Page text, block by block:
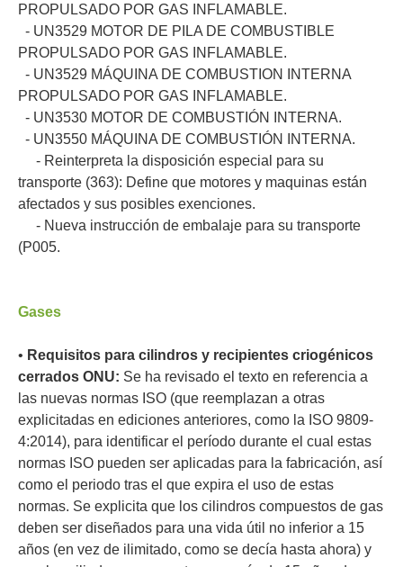
PROPULSADO POR GAS INFLAMABLE.
- UN3529 MOTOR DE PILA DE COMBUSTIBLE
PROPULSADO POR GAS INFLAMABLE.
- UN3529 MÁQUINA DE COMBUSTION INTERNA
PROPULSADO POR GAS INFLAMABLE.
- UN3530 MOTOR DE COMBUSTIÓN INTERNA.
- UN3550 MÁQUINA DE COMBUSTIÓN INTERNA.
- Reinterpreta la disposición especial para su
transporte (363): Define que motores y maquinas están
afectados y sus posibles exenciones.
- Nueva instrucción de embalaje para su transporte
(P005.
Gases
• Requisitos para cilindros y recipientes criogénicos
cerrados ONU: Se ha revisado el texto en referencia a
las nuevas normas ISO (que reemplazan a otras
explicitadas en ediciones anteriores, como la ISO 9809-
4:2014), para identificar el período durante el cual estas
normas ISO pueden ser aplicadas para la fabricación, así
como el periodo tras el que expira el uso de estas
normas. Se explicita que los cilindros compuestos de gas
deben ser diseñados para una vida útil no inferior a 15
años (en vez de ilimitado, como se decía hasta ahora) y